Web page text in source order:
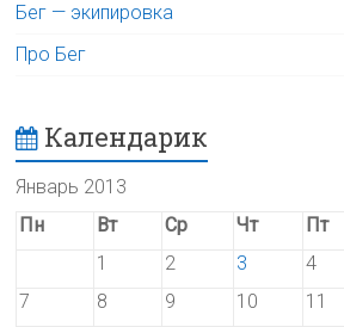
Бег — экипировка
Про Бег
Календарик
Январь 2013
Пн
Вт Ср Чт Пт
1
2 3 4
7
8 9 10 11